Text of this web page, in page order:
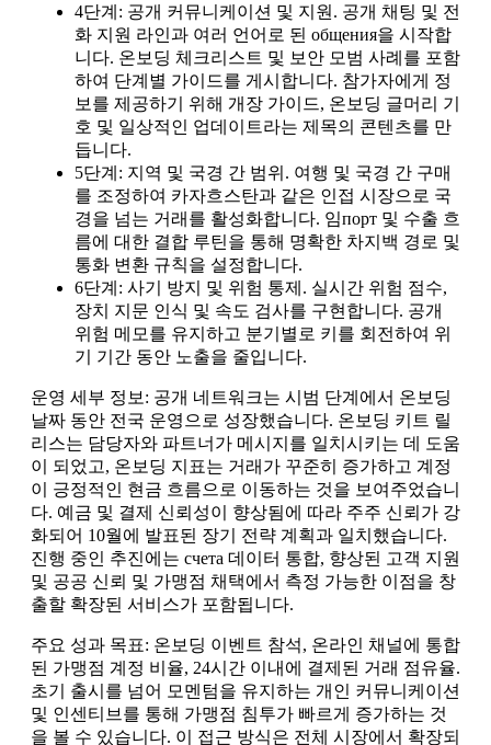
4단계: 공개 커뮤니케이션 및 지원. 공개 채팅 및 전
화 지원 라인과 여러 언어로 된 общения을 시작합
니다. 온보딩 체크리스트 및 보안 모범 사례를 포함
하여 단계별 가이드를 게시합니다. 참가자에게 정
보를 제공하기 위해 개장 가이드, 온보딩 글머리 기
호 및 일상적인 업데이트라는 제목의 콘텐츠를 만
듭니다.
5단계: 지역 및 국경 간 범위. 여행 및 국경 간 구매
를 조정하여 카자흐스탄과 같은 인접 시장으로 국
경을 넘는 거래를 활성화합니다. 임порт 및 수출 흐
름에 대한 결합 루틴을 통해 명확한 차지백 경로 및
통화 변환 규칙을 설정합니다.
6단계: 사기 방지 및 위험 통제. 실시간 위험 점수,
장치 지문 인식 및 속도 검사를 구현합니다. 공개
위험 메모를 유지하고 분기별로 키를 회전하여 위
기 기간 동안 노출을 줄입니다.
운영 세부 정보: 공개 네트워크는 시범 단계에서 온보딩
날짜 동안 전국 운영으로 성장했습니다. 온보딩 키트 릴
리스는 담당자와 파트너가 메시지를 일치시키는 데 도움
이 되었고, 온보딩 지표는 거래가 꾸준히 증가하고 계정
이 긍정적인 현금 흐름으로 이동하는 것을 보여주었습니
다. 예금 및 결제 신뢰성이 향상됨에 따라 주주 신뢰가 강
화되어 10월에 발표된 장기 전략 계획과 일치했습니다.
진행 중인 추진에는 счета 데이터 통합, 향상된 고객 지원
및 공공 신뢰 및 가맹점 채택에서 측정 가능한 이점을 창
출할 확장된 서비스가 포함됩니다.
주요 성과 목표: 온보딩 이벤트 참석, 온라인 채널에 통합
된 가맹점 계정 비율, 24시간 이내에 결제된 거래 점유율.
초기 출시를 넘어 모멘텀을 유지하는 개인 커뮤니케이션
및 인센티브를 통해 가맹점 침투가 빠르게 증가하는 것
을 볼 수 있습니다. 이 접근 방식은 전체 시장에서 확장되